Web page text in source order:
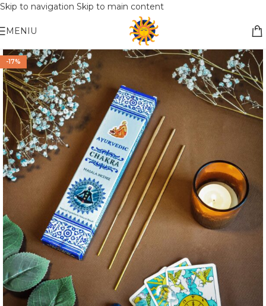
Skip to navigation Skip to main content
Nemokamas pristatymas į paštomatą apsiperkant už 30€!!
MENIU
-17%